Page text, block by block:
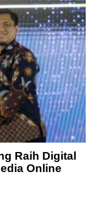
Raih Digital
Online